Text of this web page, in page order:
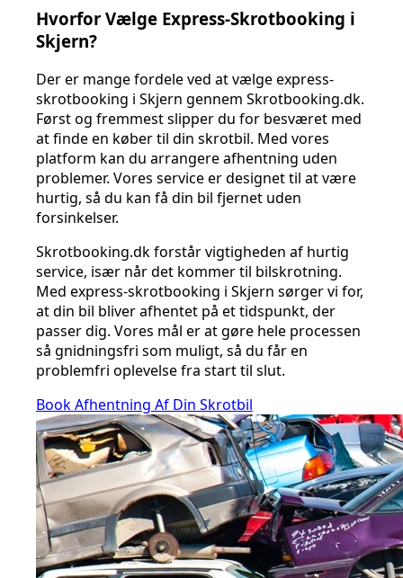
Hvorfor Vælge Express-Skrotbooking i
Skjern?
Der er mange fordele ved at vælge express-
skrotbooking i Skjern gennem Skrotbooking.dk.
Først og fremmest slipper du for besværet med
at finde en køber til din skrotbil. Med vores
platform kan du arrangere afhentning uden
problemer. Vores service er designet til at være
hurtig, så du kan få din bil fjernet uden
forsinkelser.
Skrotbooking.dk forstår vigtigheden af hurtig
service, især når det kommer til bilskrotning.
Med express-skrotbooking i Skjern sørger vi for,
at din bil bliver afhentet på et tidspunkt, der
passer dig. Vores mål er at gøre hele processen
så gnidningsfri som muligt, så du får en
problemfri oplevelse fra start til slut.
Book Afhentning Af Din Skrotbil